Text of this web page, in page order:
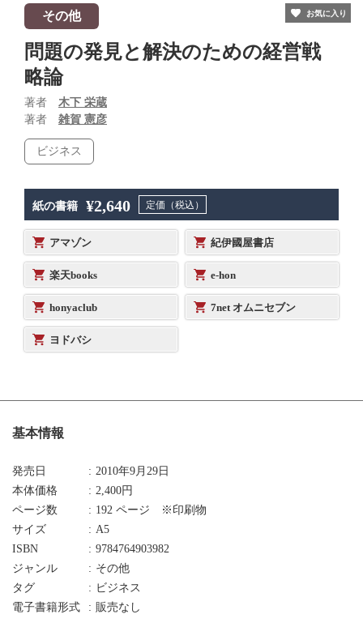
その他
問題の発見と解決のための経営戦
略論
著者 木下 栄蔵
著者 雑賀 憲彦
ビジネス
紙の書籍 ¥2,640 定価（税込）
アマゾン 紀伊國屋書店
楽天books e-hon
honyaclub 7net オムニセブン
ヨドバシ
お気に入り
基本情報
発売日
2010年9月29日
本体価格
2,400円
ページ数
192 ページ ※印刷物
サイズ
A5
ISBN
9784764903982
ジャンル
その他
タグ
ビジネス
電子書籍形式
販売なし